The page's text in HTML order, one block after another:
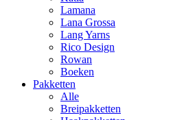
Lamana
Lana Grossa
Lang Yarns
Rico Design
Rowan
Boeken
Pakketten
Alle
Breipakketten